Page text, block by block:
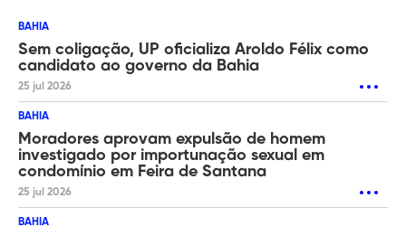
BAHIA
Sem coligação, UP oficializa Aroldo Félix como
candidato ao governo da Bahia
25 jul 2026
BAHIA
Moradores aprovam expulsão de homem
investigado por importunação sexual em
condomínio em Feira de Santana
25 jul 2026
BAHIA